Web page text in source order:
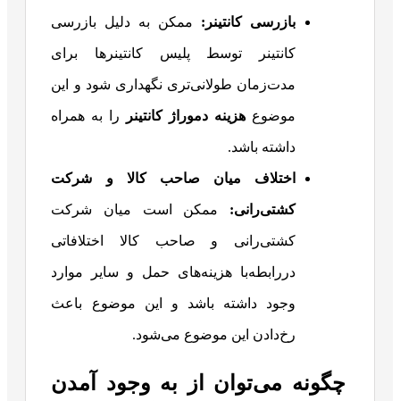
بازرسی کانتینر: ممکن به دلیل بازرسی
کانتینر توسط پلیس کانتینرها برای
مدت‌زمان طولانی‌تری نگهداری شود و این
موضوع هزینه دموراژ کانتینر را به همراه
داشته باشد.
اختلاف میان صاحب کالا و شرکت
کشتی‌رانی: ممکن است میان شرکت
کشتی‌رانی و صاحب کالا اختلافاتی
دررابطه‌با هزینه‌های حمل و سایر موارد
وجود داشته باشد و این موضوع باعث
رخ‌دادن این موضوع می‌شود.
چگونه می‌توان از به وجود آمدن